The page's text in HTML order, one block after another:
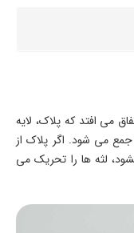
می افتد که پلاک، لایه
می شود. اگر پلاک از
لثه ها را تحریک می